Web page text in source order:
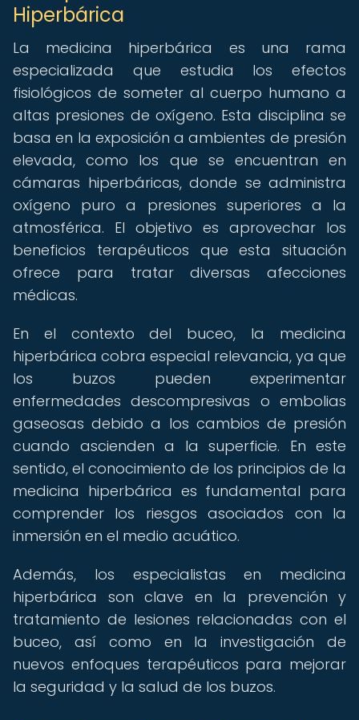
Hiperbárica
La medicina hiperbárica es una rama
especializada que estudia los efectos
fisiológicos de someter al cuerpo humano a
altas presiones de oxígeno. Esta disciplina se
basa en la exposición a ambientes de presión
elevada, como los que se encuentran en
cámaras hiperbáricas, donde se administra
oxígeno puro a presiones superiores a la
atmosférica. El objetivo es aprovechar los
beneficios terapéuticos que esta situación
ofrece para tratar diversas afecciones
médicas.
En el contexto del buceo, la medicina
hiperbárica cobra especial relevancia, ya que
los buzos pueden experimentar
enfermedades descompresivas o embolias
gaseosas debido a los cambios de presión
cuando ascienden a la superficie. En este
sentido, el conocimiento de los principios de la
medicina hiperbárica es fundamental para
comprender los riesgos asociados con la
inmersión en el medio acuático.
Además, los especialistas en medicina
hiperbárica son clave en la prevención y
tratamiento de lesiones relacionadas con el
buceo, así como en la investigación de
nuevos enfoques terapéuticos para mejorar
la seguridad y la salud de los buzos.